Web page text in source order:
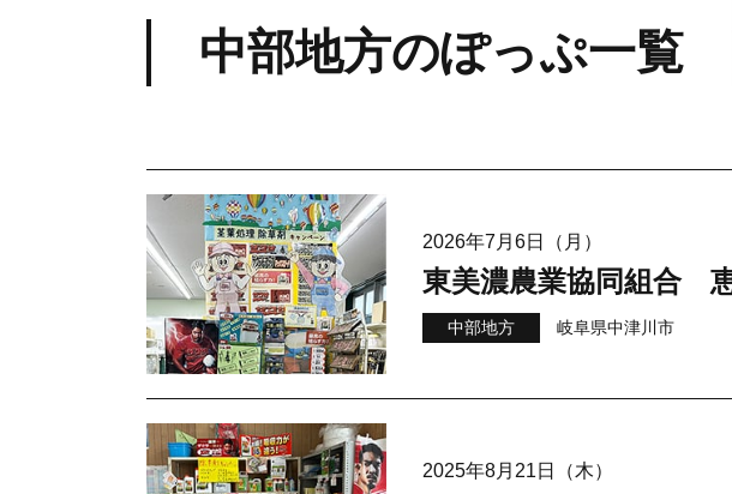
中部地方のぽっぷ一覧
2026年7月6日（月）
東美濃農業協同組合
中部地方 岐阜県中津川市
2025年8月21日（木）